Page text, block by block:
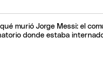
qué murió Jorge Messi: el
donde estaba